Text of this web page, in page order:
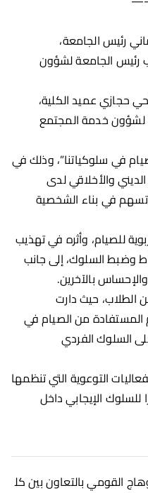
رئيس الجامعة،
رئيس الجامعة لشؤون
حجازي عميد الكلية،
لشؤون خدمة المجتمع
في سلوكياتنا”، وذلك في
والأخلاقي لدى
تسهم في بناء الشخصية
للصيام، وأثره في تهذيب
وضبط السلوك، إلى جانب
بالآخرين.
الطلاب، حيث دارت
من الصيام في
السلوك الفردي
التوعوية التي تنظمها
للسلوك الإيجابي داخل
القومي بالتعاون بين كل